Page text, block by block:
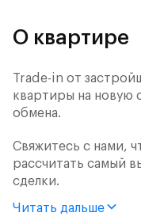
О квартире
Trade-in от
квартиры на новую
обмена.
Свяжитесь с нами,
рассчитать самый
сделки.
Продается 2-комн.
Читать дальше